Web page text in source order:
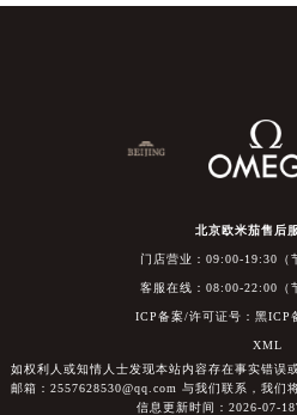
北京欧米茄售后
门店营业：09:00-19:30（
客服在线：08:00-22:00（
ICP备案/许可证号：黑ICP
XML
如权利人或知情人士发现本站内容存在事实错误
邮箱：2557628530@qq.com 与我们联系，我们
信息更新时间：2026-07-